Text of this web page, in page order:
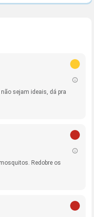
sejam ideais, dá pra
Redobre os